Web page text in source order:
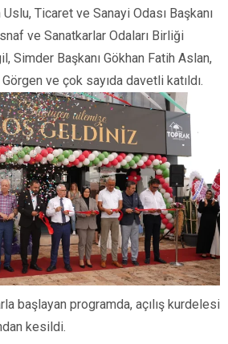
Uslu, Ticaret ve Sanayi Odası Başkanı
ve Sanatkarlar Odaları Birliği
Simder Başkanı Gökhan Fatih Aslan,
ve çok sayıda davetli katıldı.
başlayan programda, açılış kurdelesi
kesildi.